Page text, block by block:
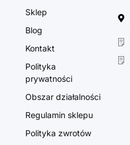
Sklep
Blog
Kontakt
Polityka
prywatności
Obszar działalności
Regulamin sklepu
Polityka zwrotów